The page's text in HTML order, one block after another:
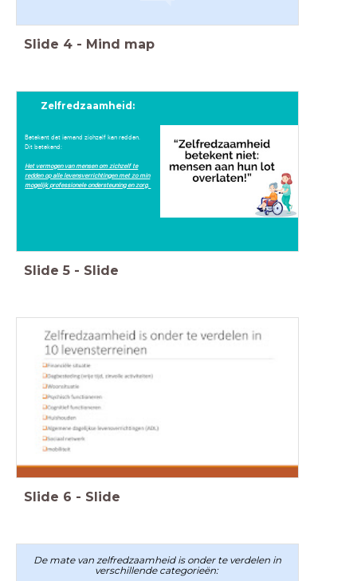
Slide 4 - Mind map
Zelfredzaamheid:
Betekent dat iemand zichzelf kan redden.
Dit betekend:
Het vermogen van mensen om zichzelf te
redden op alle levensverrichtingen met zo min
mogelijk professionele ondersteuning en zorg.
Slide 5 - Slide
Slide 6 - Slide
De mate van zelfredzaamheid is onder te verdelen in
verschillende categorieën: